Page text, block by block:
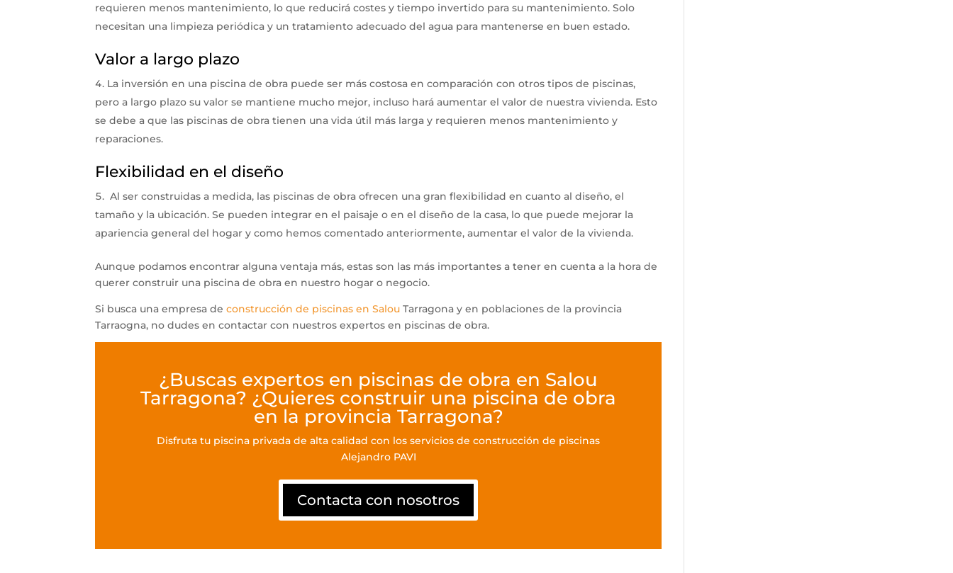
requieren menos mantenimiento, lo que reducirá costes y tiempo invertido para su mantenimiento. Solo
necesitan una limpieza periódica y un tratamiento adecuado del agua para mantenerse en buen estado.
Valor a largo plazo
La inversión en una piscina de obra puede ser más costosa en comparación con otros tipos de piscinas,
pero a largo plazo su valor se mantiene mucho mejor, incluso hará aumentar el valor de nuestra vivienda. Esto
se debe a que las piscinas de obra tienen una vida útil más larga y requieren menos mantenimiento y
reparaciones.
Flexibilidad en el diseño
Al ser construidas a medida, las piscinas de obra ofrecen una gran flexibilidad en cuanto al diseño, el
tamaño y la ubicación. Se pueden integrar en el paisaje o en el diseño de la casa, lo que puede mejorar la
apariencia general del hogar y como hemos comentado anteriormente, aumentar el valor de la vivienda.
Aunque podamos encontrar alguna ventaja más, estas son las más importantes a tener en cuenta a la hora de
querer construir una piscina de obra en nuestro hogar o negocio.
Si busca una empresa deconstrucción de piscinas en Salou Tarragona y en poblaciones de la provincia
Tarraogna, no dudes en contactar con nuestros expertos en piscinas de obra.
¿Buscas expertos en piscinas de obra en Salou
Tarragona? ¿Quieres construir una piscina de obra
en la provincia Tarragona?
Disfruta tu piscina privada de alta calidad con los servicios de construcción de piscinas
Alejandro PAVI
Contacta con nosotros